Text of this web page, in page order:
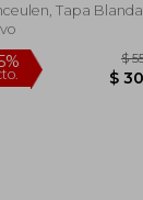
Tapa Blanda,